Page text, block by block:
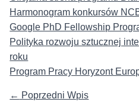
Harmonogram konkursów
Google PhD Fellowship
Polityka rozwoju sztucznej
roku
Program Pracy Horyzont
← Poprzedni Wpis